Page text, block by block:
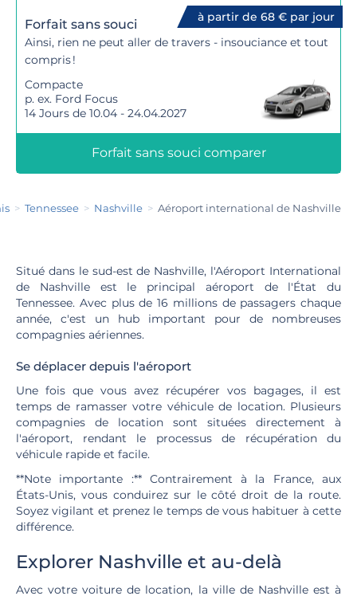
à partir de 68 € par jour
Forfait sans souci
Ainsi, rien ne peut aller de travers - insouciance et tout
compris !
Compacte
p. ex. Ford Focus
14 Jours de 10.04 - 24.04.2027
Forfait sans souci comparer
Tennessee Nashville Aéroport international de Nashville
Situé dans le sud-est de Nashville, l'Aéroport International
de Nashville est le principal aéroport de l'État du
Tennessee. Avec plus de 16 millions de passagers chaque
année, c'est un hub important pour de nombreuses
compagnies aériennes.
Se déplacer depuis l'aéroport
Une fois que vous avez récupérer vos bagages, il est
temps de ramasser votre véhicule de location. Plusieurs
compagnies de location sont situées directement à
l'aéroport, rendant le processus de récupération du
véhicule rapide et facile.
**Note importante :** Contrairement à la France, aux
États-Unis, vous conduirez sur le côté droit de la route.
Soyez vigilant et prenez le temps de vous habituer à cette
différence.
Explorer Nashville et au-delà
Avec votre voiture de location, la ville de Nashville est à